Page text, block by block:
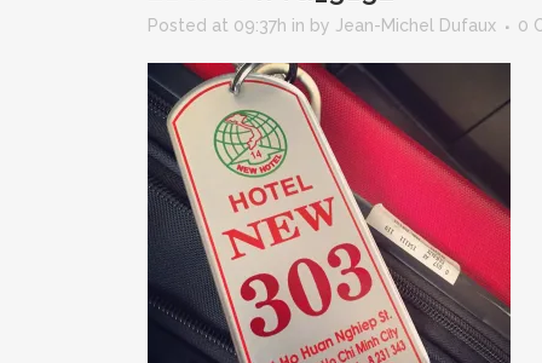
Posted at 09:37h in by Jean-Michel Dufaux 0